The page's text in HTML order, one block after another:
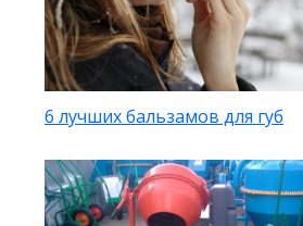
6 лучших бальзамов для губ